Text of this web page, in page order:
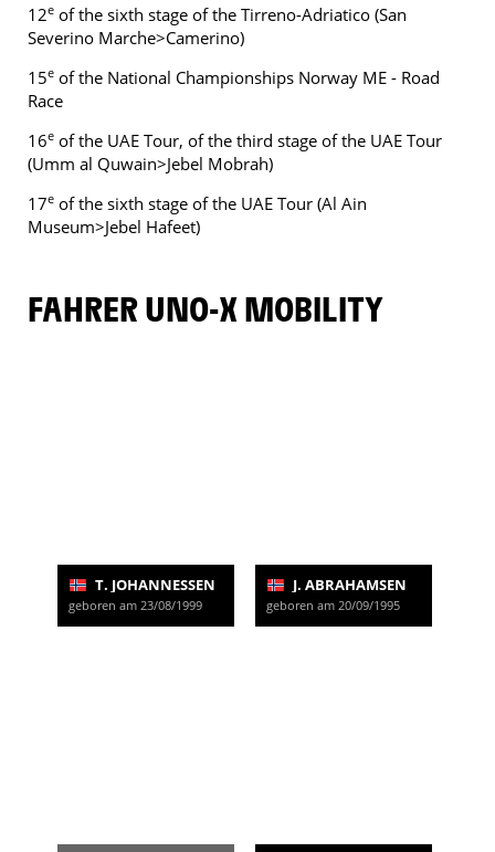
12e of the sixth stage of the Tirreno-Adriatico (San
Severino Marche>Camerino)
15e of the National Championships Norway ME - Road
Race
16e of the UAE Tour, of the third stage of the UAE Tour
(Umm al Quwain>Jebel Mobrah)
17e of the sixth stage of the UAE Tour (Al Ain
Museum>Jebel Hafeet)
FAHRER UNO-X MOBILITY
T. JOHANNESSEN
geboren am 23/08/1999
J. ABRAHAMSEN
geboren am 20/09/1995